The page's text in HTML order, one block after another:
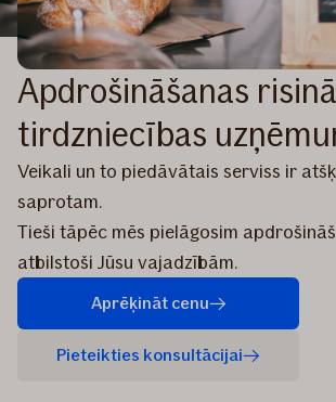
Apdrošināšanas
tirdzniecības
Veikali un to piedāvātais serviss ir
saprotam.
Tieši tāpēc mēs pielāgosim
atbilstoši Jūsu vajadzībām.
Aprēķināt cenu
Pieteikties konsultācijai